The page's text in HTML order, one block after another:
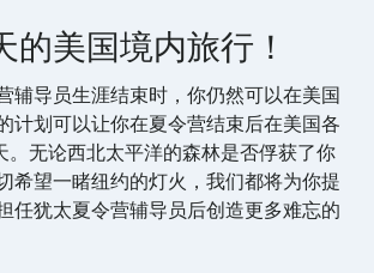
的美国境内旅行！
辅导员生涯结束时，你仍然可以在美国
计划可以让你在夏令营结束后在美国各
。无论西北太平洋的森林是否俘获了你
希望一睹纽约的灯火，我们都将为你提
任犹太夏令营辅导员后创造更多难忘的